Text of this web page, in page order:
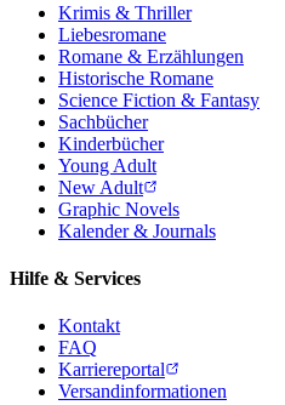
Krimis & Thriller
Liebesromane
Romane & Erzählungen
Historische Romane
Science Fiction & Fantasy
Sachbücher
Kinderbücher
Young Adult
New Adult
Graphic Novels
Kalender & Journals
Hilfe & Services
Kontakt
FAQ
Karriereportal
Versandinformationen